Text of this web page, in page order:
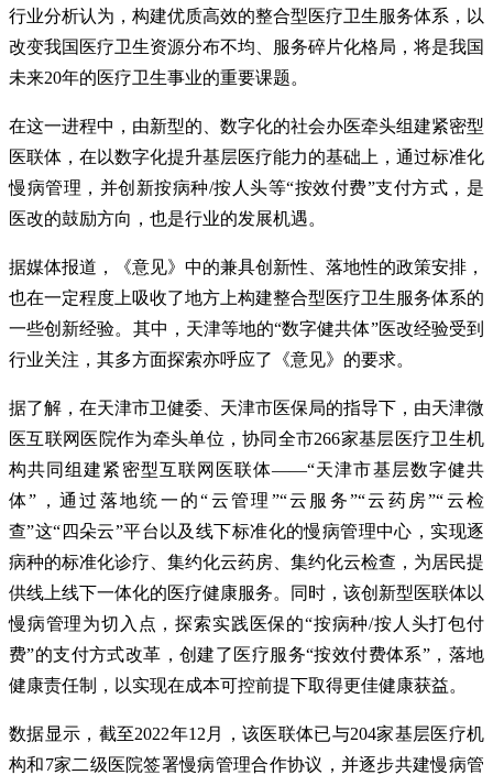
行业分析认为，构建优质高效的整合型医疗卫生服务体系，以
改变我国医疗卫生资源分布不均、服务碎片化格局，将是我国
未来20年的医疗卫生事业的重要课题。
在这一进程中，由新型的、数字化的社会办医牵头组建紧密型
医联体，在以数字化提升基层医疗能力的基础上，通过标准化
慢病管理，并创新按病种/按人头等“按效付费”支付方式，是
医改的鼓励方向，也是行业的发展机遇。
据媒体报道，《意见》中的兼具创新性、落地性的政策安排，
也在一定程度上吸收了地方上构建整合型医疗卫生服务体系的
一些创新经验。其中，天津等地的“数字健共体”医改经验受到
行业关注，其多方面探索亦呼应了《意见》的要求。
据了解，在天津市卫健委、天津市医保局的指导下，由天津微
医互联网医院作为牵头单位，协同全市266家基层医疗卫生机
构共同组建紧密型互联网医联体——“天津市基层数字健共
体”，通过落地统一的“云管理”“云服务”“云药房”“云检
查”这“四朵云”平台以及线下标准化的慢病管理中心，实现逐
病种的标准化诊疗、集约化云药房、集约化云检查，为居民提
供线上线下一体化的医疗健康服务。同时，该创新型医联体以
慢病管理为切入点，探索实践医保的“按病种/按人头打包付
费”的支付方式改革，创建了医疗服务“按效付费体系”，落地
健康责任制，以实现在成本可控前提下取得更佳健康获益。
数据显示，截至2022年12月，该医联体已与204家基层医疗机
构和7家二级医院签署慢病管理合作协议，并逐步共建慢病管